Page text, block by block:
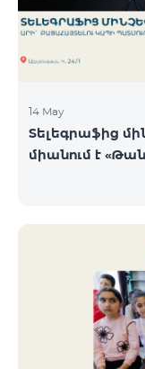
14 May
Տելեգրաֆից
միանում է